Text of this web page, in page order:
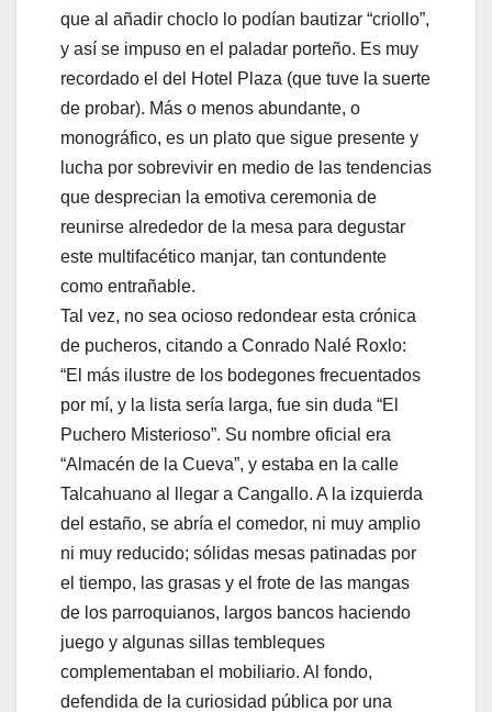
que al añadir choclo lo podían bautizar “criollo”,
y así se impuso en el paladar porteño. Es muy
recordado el del Hotel Plaza (que tuve la suerte
de probar). Más o menos abundante, o
monográfico, es un plato que sigue presente y
lucha por sobrevivir en medio de las tendencias
que desprecian la emotiva ceremonia de
reunirse alrededor de la mesa para degustar
este multifacético manjar, tan contundente
como entrañable.
Tal vez, no sea ocioso redondear esta crónica
de pucheros, citando a Conrado Nalé Roxlo:
“El más ilustre de los bodegones frecuentados
por mí, y la lista sería larga, fue sin duda “El
Puchero Misterioso”. Su nombre oficial era
“Almacén de la Cueva”, y estaba en la calle
Talcahuano al llegar a Cangallo. A la izquierda
del estaño, se abría el comedor, ni muy amplio
ni muy reducido; sólidas mesas patinadas por
el tiempo, las grasas y el frote de las mangas
de los parroquianos, largos bancos haciendo
juego y algunas sillas tembleques
complementaban el mobiliario. Al fondo,
defendida de la curiosidad pública por una